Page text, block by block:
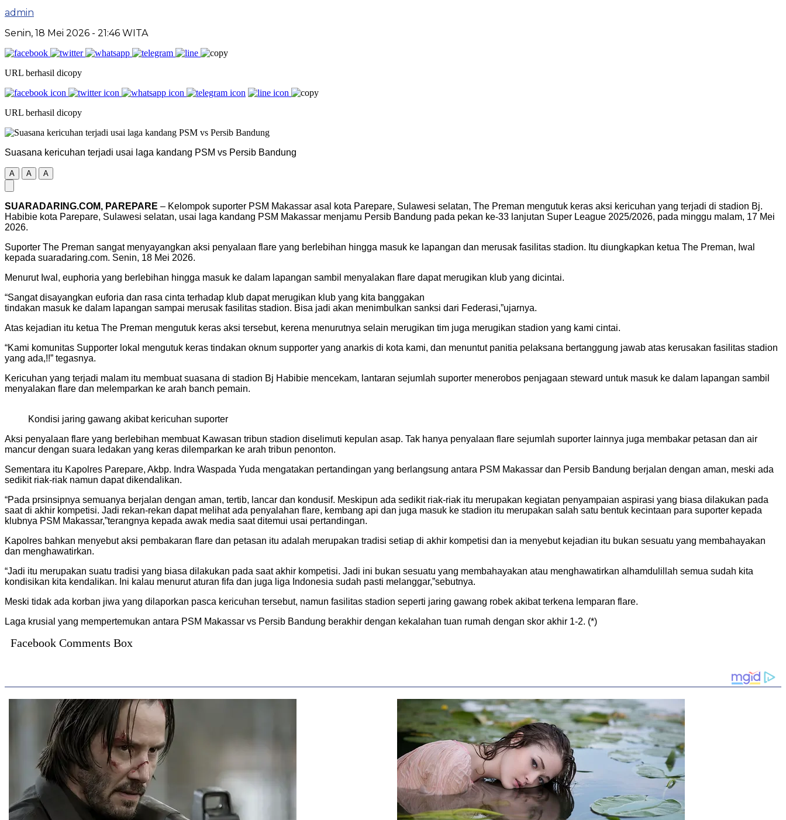
admin
Senin, 18 Mei 2026 - 21:46 WITA
URL berhasil dicopy
URL berhasil dicopy
Suasana kericuhan terjadi usai laga kandang PSM vs Persib Bandung
A A A
SUARADARING.COM, PAREPARE – Kelompok suporter PSM Makassar asal kota Parepare, Sulawesi selatan, The Preman mengutuk keras aksi kericuhan yang terjadi di stadion Bj.
Habibie kota Parepare, Sulawesi selatan, usai laga kandang PSM Makassar menjamu Persib Bandung pada pekan ke-33 lanjutan Super League 2025/2026, pada minggu malam, 17 Mei
2026.
Suporter The Preman sangat menyayangkan aksi penyalaan flare yang berlebihan hingga masuk ke lapangan dan merusak fasilitas stadion. Itu diungkapkan ketua The Preman, Iwal
kepada suaradaring.com. Senin, 18 Mei 2026.
Menurut Iwal, euphoria yang berlebihan hingga masuk ke dalam lapangan sambil menyalakan flare dapat merugikan klub yang dicintai.
“Sangat disayangkan euforia dan rasa cinta terhadap klub dapat merugikan klub yang kita banggakan
tindakan masuk ke dalam lapangan sampai merusak fasilitas stadion. Bisa jadi akan menimbulkan sanksi dari Federasi,”ujarnya.
Atas kejadian itu ketua The Preman mengutuk keras aksi tersebut, kerena menurutnya selain merugikan tim juga merugikan stadion yang kami cintai.
“Kami komunitas Supporter lokal mengutuk keras tindakan oknum supporter yang anarkis di kota kami, dan menuntut panitia pelaksana bertanggung jawab atas kerusakan fasilitas stadion
yang ada,!!” tegasnya.
Kericuhan yang terjadi malam itu membuat suasana di stadion Bj Habibie mencekam, lantaran sejumlah suporter menerobos penjagaan steward untuk masuk ke dalam lapangan sambil
menyalakan flare dan melemparkan ke arah banch pemain.
Kondisi jaring gawang akibat kericuhan suporter
Aksi penyalaan flare yang berlebihan membuat Kawasan tribun stadion diselimuti kepulan asap. Tak hanya penyalaan flare sejumlah suporter lainnya juga membakar petasan dan air
mancur dengan suara ledakan yang keras dilemparkan ke arah tribun penonton.
Sementara itu Kapolres Parepare, Akbp. Indra Waspada Yuda mengatakan pertandingan yang berlangsung antara PSM Makassar dan Persib Bandung berjalan dengan aman, meski ada
sedikit riak-riak namun dapat dikendalikan.
“Pada prsinsipnya semuanya berjalan dengan aman, tertib, lancar dan kondusif. Meskipun ada sedikit riak-riak itu merupakan kegiatan penyampaian aspirasi yang biasa dilakukan pada
saat di akhir kompetisi. Jadi rekan-rekan dapat melihat ada penyalahan flare, kembang api dan juga masuk ke stadion itu merupakan salah satu bentuk kecintaan para suporter kepada
klubnya PSM Makassar,”terangnya kepada awak media saat ditemui usai pertandingan.
Kapolres bahkan menyebut aksi pembakaran flare dan petasan itu adalah merupakan tradisi setiap di akhir kompetisi dan ia menyebut kejadian itu bukan sesuatu yang membahayakan
dan menghawatirkan.
“Jadi itu merupakan suatu tradisi yang biasa dilakukan pada saat akhir kompetisi. Jadi ini bukan sesuatu yang membahayakan atau menghawatirkan alhamdulillah semua sudah kita
kondisikan kita kendalikan. Ini kalau menurut aturan fifa dan juga liga Indonesia sudah pasti melanggar,”sebutnya.
Meski tidak ada korban jiwa yang dilaporkan pasca kericuhan tersebut, namun fasilitas stadion seperti jaring gawang robek akibat terkena lemparan flare.
Laga krusial yang mempertemukan antara PSM Makassar vs Persib Bandung berakhir dengan kekalahan tuan rumah dengan skor akhir 1-2. (*)
Facebook Comments Box